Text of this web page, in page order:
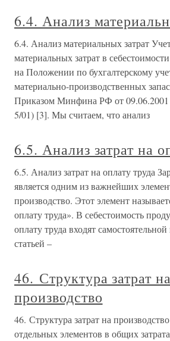
6.4. Анализ
6.4. Анализ материальных затрат
материальных затрат в
на Положении по бухгалтерскому
материально-производственных
Приказом Минфина РФ от
5/01) [3]. Мы считаем, что анализ
6.5. Анализ затрат на
6.5. Анализ затрат на оплату труда
является одним из важнейших
производство. Этот элемент
оплату труда». В себестоимость
оплату труда входят
статьей –
46. Структура затрат на
производство
46. Структура затрат на
отдельных элементов в общих